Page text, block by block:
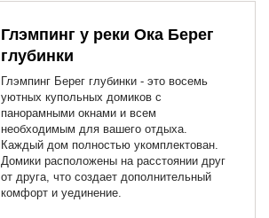
Глэмпинг у реки Ока Берег
глубинки
Глэмпинг Берег глубинки - это восемь
уютных купольных домиков с
панорамными окнами и всем
необходимым для вашего отдыха.
Каждый дом полностью укомплектован.
Домики расположены на расстоянии друг
от друга, что создает дополнительный
комфорт и уединение.